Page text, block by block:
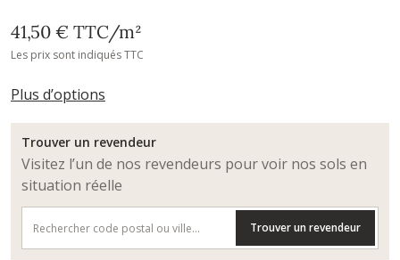
revêtement existant, ce qui les rend particulièrement adaptés aux projets
de rénovation ou lorsque vous souhaitez conserver le sol d'origine.
Comme l'ensemble de notre gamme Luxury Tiles, ils sont exempts de
41,50 € TTC/m²
Les prix sont indiqués TTC
Plus d’options
Trouver un revendeur
Visitez l’un de nos revendeurs pour voir nos sols en
situation réelle
Trouver un revendeur